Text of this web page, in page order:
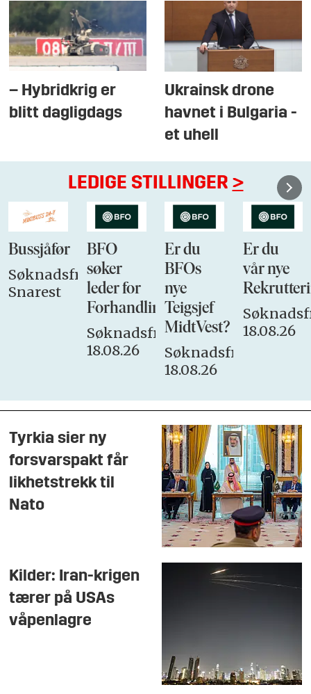
– Hybridkrig er
blitt dagligdags
Ukrainsk drone
havnet i Bulgaria -
et uhell
LEDIGE STILLINGER >
Bussjåfør
Søknadsfrist:
Snarest
BFO
søker
leder for
Forhandlingsutvalget
Søknadsfrist:
18.08.26
Er du
BFOs
nye
Teigsjef
MidtVest?
Søknadsfrist:
18.08.26
Er du
vår nye
18.08.26
Tyrkia sier ny
forsvarspakt får
likhetstrekk til
Nato
Kilder: Iran-krigen
tærer på USAs
våpenlagre